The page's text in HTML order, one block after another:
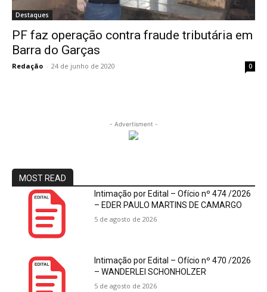
Destaques
PF faz operação contra fraude tributária em
Barra do Garças
Redação - 24 de junho de 2020 0
- Advertisment -
MOST READ
Intimação por Edital – Ofício nº 474 /2026
– EDER PAULO MARTINS DE CAMARGO
5 de agosto de 2026
Intimação por Edital – Ofício nº 470 /2026
– WANDERLEI SCHONHOLZER
5 de agosto de 2026